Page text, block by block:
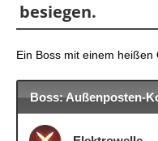
besiegen.
Ein Boss mit einem heißen
Boss: Außenposten-